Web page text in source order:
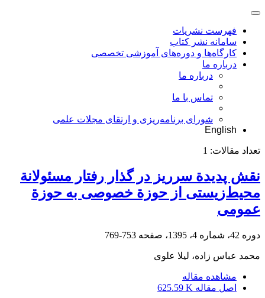
فهرست نشریات
سامانه نشر کتاب
کارگاه‌ها و دوره‌های آموزشی تخصصی
درباره ما
درباره ما
تماس با ما
شورای برنامه‌ریزی و ارتقای مجلات علمی
English
تعداد مقالات: 1
نقش پدیدة سرریز در گذار رفتار مسئولانة
محیط‌زیستی از حوزة خصوصی به حوزة
عمومی
دوره 42، شماره 4، 1395، صفحه 753-769
محمد عباس زاده، لیلا علوی
مشاهده مقاله
اصل مقاله 625.59 K